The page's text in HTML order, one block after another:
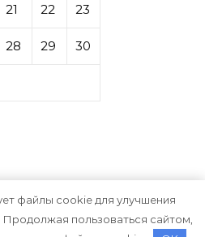
21 22 23
28 29 30
от Optima Themes
файлы cookie для улучшения
Продолжая пользоваться сайтом,